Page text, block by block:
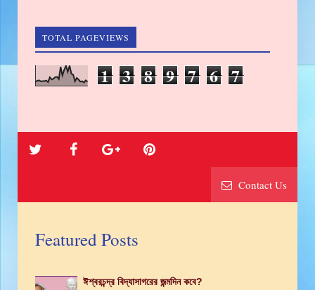
TOTAL PAGEVIEWS
1 3 8 9 7 6 7
Contact Us
Featured Posts
ঈশ্বরচন্দ্র বিদ্যাসাগরের জন্মদিন কবে?